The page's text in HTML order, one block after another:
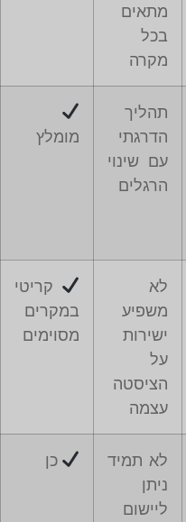
מתאים
בכל
מקרה
תהליך
הדרגתי
עם שינוי
הרגלים
מומלץ
לא
משפיע
ישירות
על
הציסטה
עצמה
קריטי
במקרים
מסוימים
לא תמיד
ניתן
ליישום
כן